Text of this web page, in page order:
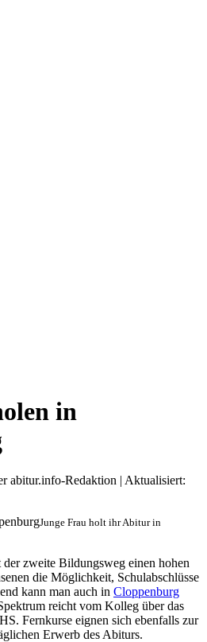
in
abitur.info-Redaktion | Aktualisiert:
Junge Frau holt ihr Abitur in
zweite Bildungsweg einen hohen
die Möglichkeit, Schulabschlüsse
kann man auch in Cloppenburg
reicht vom Kolleg über das
Fernkurse eignen sich ebenfalls zur
Erwerb des Abiturs.